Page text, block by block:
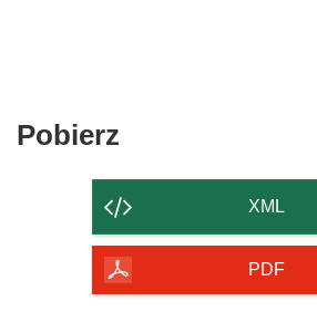
Pobierz
strony
XML
PDF